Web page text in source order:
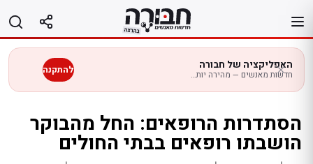
לתוכן
האפליקציה של חבורה
חדשות מאנשים — מהירה יותר בנייד להתקנה
הסתדרות הרופאים: החל מהבוקר
הושבתו רופאים בבתי החולים